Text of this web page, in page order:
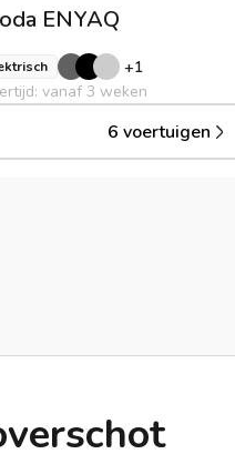
ENYAQ
+1
vanaf 3 weken
6 voertuigen